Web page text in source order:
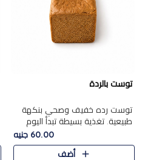
توست بالردة
توست رده خفيف وصحي بنكهة
طبيعية. تغذية بسيطة تبدأ اليوم
60.00 جنيه
أضف